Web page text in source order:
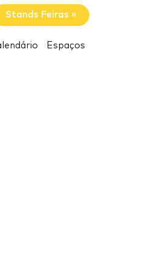
Stands Feiras »
Espaços